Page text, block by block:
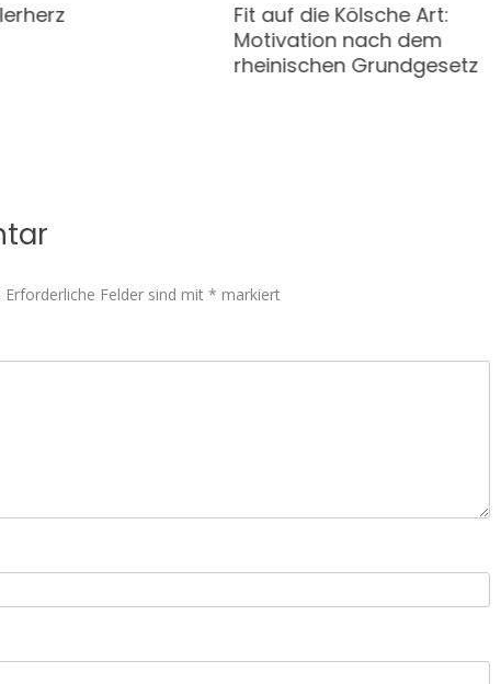
Fit auf die Kölsche Art:
Motivation nach dem
rheinischen Grundgesetz
Erforderliche Felder sind mit * markiert